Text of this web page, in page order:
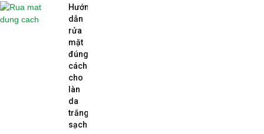
Hướng
dẫn
rửa
mặt
đúng
cách
cho
làn
da
trắng
sạch...